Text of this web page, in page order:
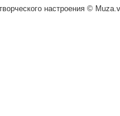
настроения ©